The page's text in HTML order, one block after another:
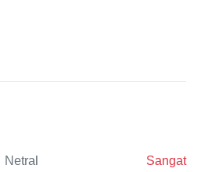
Netral
Sangat